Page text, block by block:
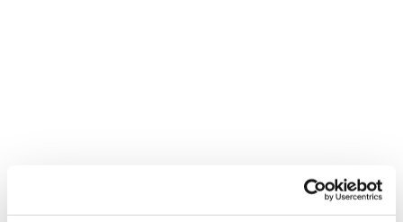
Dies könnte Sie auch